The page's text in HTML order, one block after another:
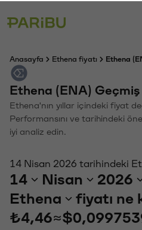
Anasayfa Ethena fiyatı Ethena
Ethena (ENA)
Ethena'nın yıllar içindeki fiyat
Performansını ve tarihindeki
iyi analiz edin.
14 Nisan 2026 tarihindeki
14 Nisan 2026
Ethena
fiyatı ne
₺4,46≈